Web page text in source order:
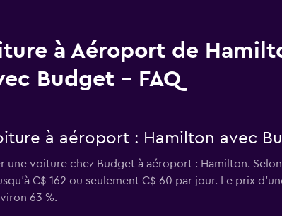
à Aéroport de
Budget - FAQ
à aéroport : Hamilton avec
une voiture chez Budget à aéroport : Hamilton.
C$ 162 ou seulement C$ 60 par jour. Le prix
63 %.